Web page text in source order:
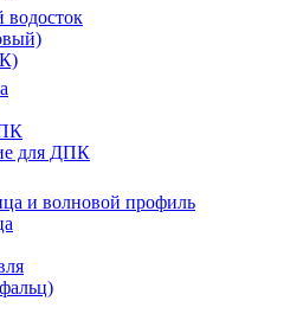
водосток
для ДПК
и волновой профиль